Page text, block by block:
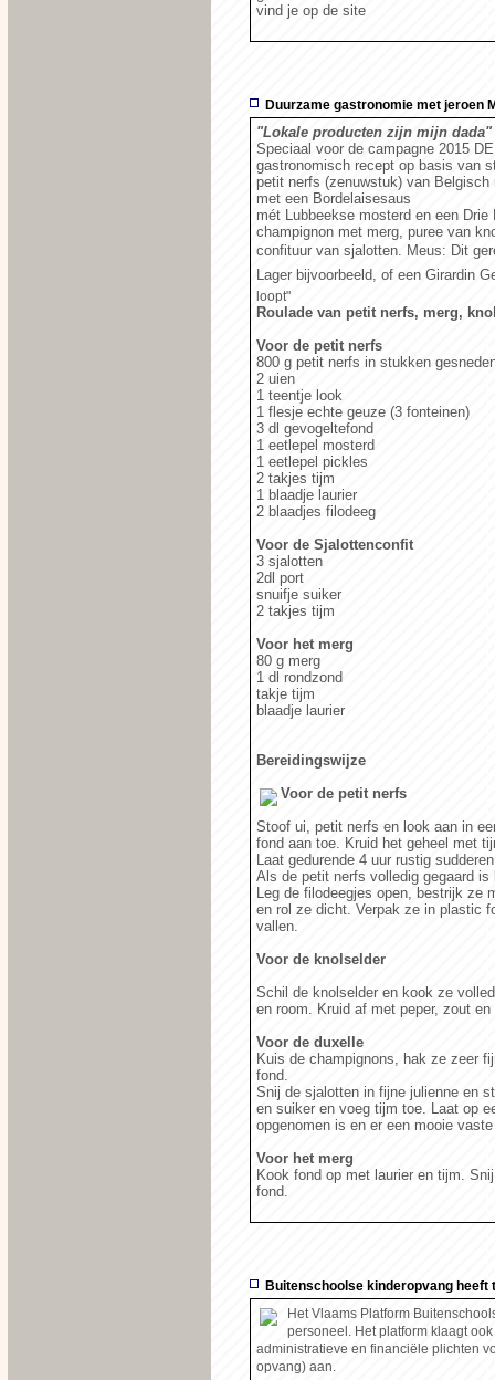
vind je op de site
Duurzame gastronomie met jeroen
"Lokale producten zijn mijn dada"
Speciaal voor de campagne 2015
gastronomisch recept op basis van
petit nerfs (zenuwstuk) van
met een Bordelaisesaus
mét Lubbeekse mosterd en een
champignon met merg, puree van
confituur van sjalotten. Meus: Dit
Lager bijvoorbeeld, of een Girardin
loopt"
Roulade van petit nerfs, merg,
Voor de petit nerfs
800 g petit nerfs in stukken
2 uien
1 teentje look
1 flesje echte geuze (3 fonteinen)
3 dl gevogeltefond
1 eetlepel mosterd
1 eetlepel pickles
2 takjes tijm
1 blaadje laurier
2 blaadjes filodeeg
Voor de Sjalottenconfit
3 sjalotten
2dl port
snuifje suiker
2 takjes tijm
Voor het merg
80 g merg
1 dl rondzond
takje tijm
blaadje laurier
Bereidingswijze
Voor de petit nerfs
Stoof ui, petit nerfs en look aan in
fond aan toe. Kruid het geheel met
Laat gedurende 4 uur rustig
Als de petit nerfs volledig gegaard
Leg de filodeegjes open, bestrijk ze
en rol ze dicht. Verpak ze in plastic
vallen.
Voor de knolselder
Schil de knolselder en kook ze
en room. Kruid af met peper, zout
Voor de duxelle
Kuis de champignons, hak ze zeer
fond.
Snij de sjalotten in fijne julienne en
en suiker en voeg tijm toe. Laat op
opgenomen is en er een mooie
Voor het merg
Kook fond op met laurier en tijm.
fond.
Buitenschoolse kinderopvang heeft
Het Vlaams Platform
personeel. Het platform klaagt
administratieve en financiële plichten
opvang) aan.